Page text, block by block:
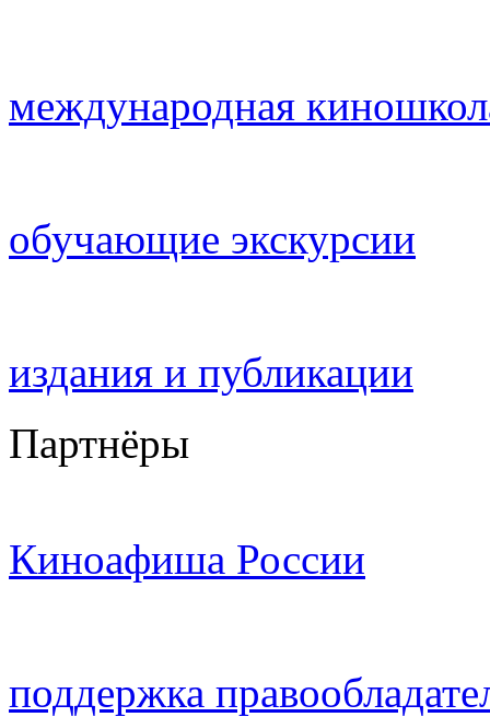
международная
обучающие экскурсии
издания и публикации
Партнёры
Киноафиша России
поддержка